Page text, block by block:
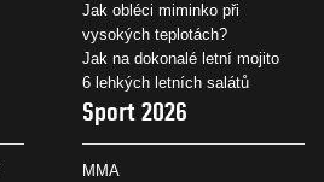
Jak obléci miminko při
vysokých teplotách?
Jak na dokonalé letní mojito
6 lehkých letních salátů
Sport 2026
MMA